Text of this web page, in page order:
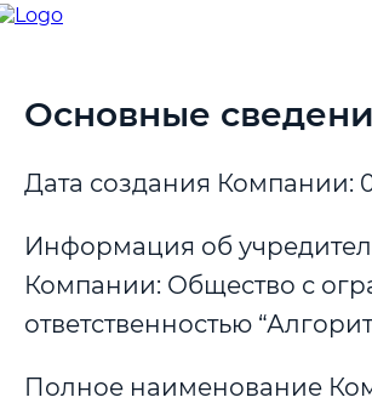
Основные
Дата создания Компании:
Информация об
Компании: Общество с
ответственностью
Полное наименование